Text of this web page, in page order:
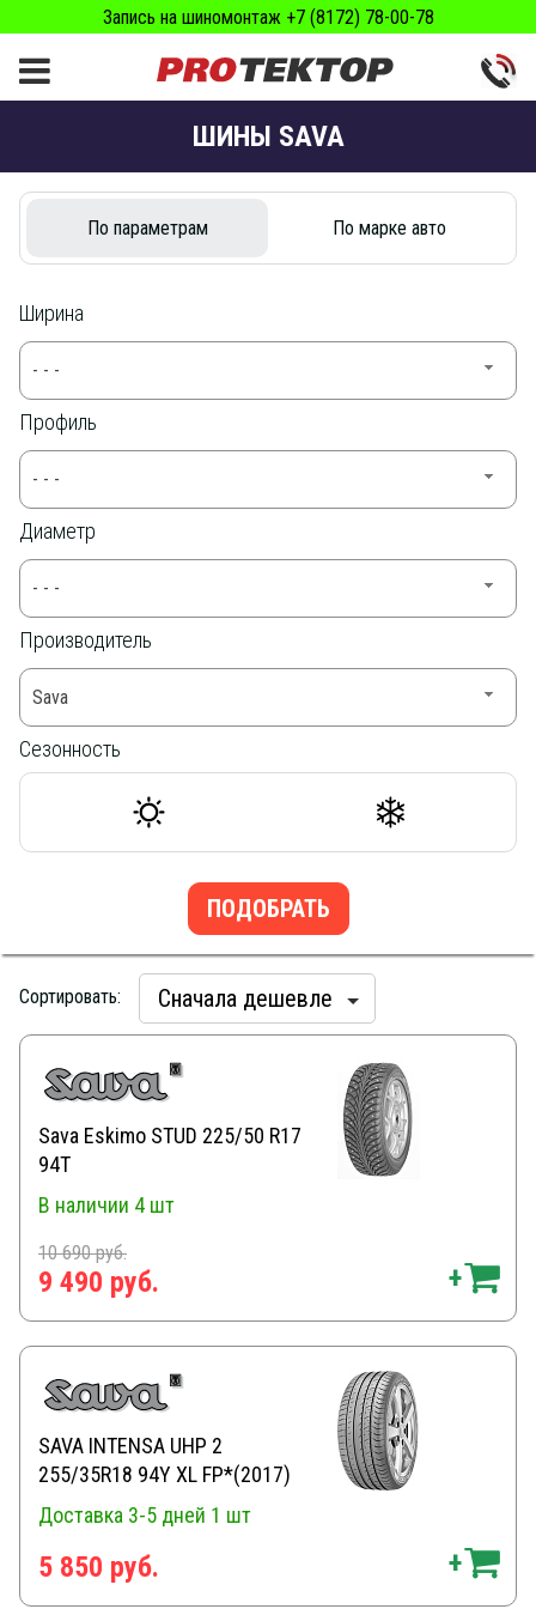
Запись на шиномонтаж +7 (8172) 78-00-78
ШИНЫ SAVA
По параметрам По марке авто
Ширина
- - -
Профиль
- - -
Диаметр
- - -
Производитель
Sava
Сезонность
Сортировать: Сначала дешевле
Sava Eskimo STUD 225/50 R17
94T
В наличии 4 шт
10 690 руб.
9 490 руб.
SAVA INTENSA UHP 2
255/35R18 94Y XL FP*(2017)
Доставка 3-5 дней 1 шт
5 850 руб.